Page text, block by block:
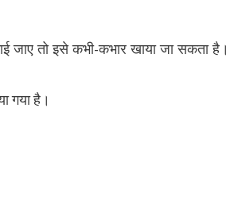
जाए तो इसे कभी-कभार खाया जा सकता है।
गया है।